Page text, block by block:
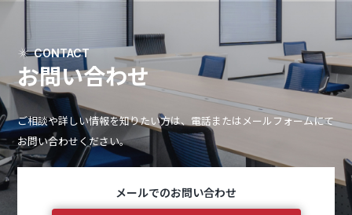
CONTACT
お問い合わせ
ご相談や詳しい情報を知りたい方は、電話またはメールフォームにて
お問い合わせください。
メールでのお問い合わせ